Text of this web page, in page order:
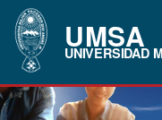
UMSA
UNIVERSIDAD